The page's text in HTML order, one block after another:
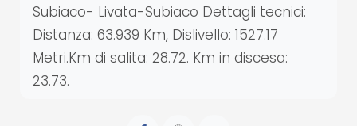
Subiaco- Livata-Subiaco Dettagli tecnici:
Distanza: 63.939 Km, Dislivello: 1527.17
Metri.Km di salita: 28.72. Km in discesa:
23.73.